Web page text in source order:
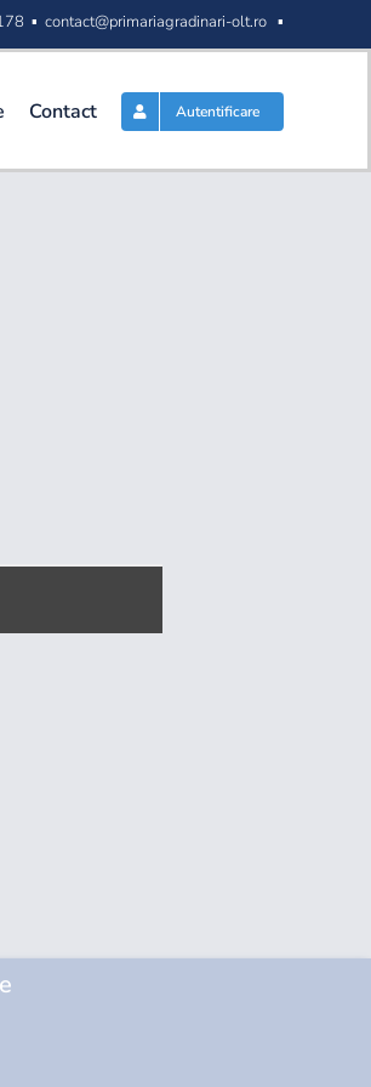
▪contact@primariagradinari-olt.ro ▪
Contact Autentificare